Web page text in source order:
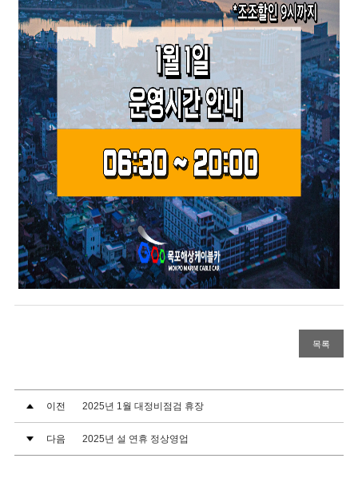
목록
이전 2025년 1월 대정비점검 휴장
다음 2025년 설 연휴 정상영업